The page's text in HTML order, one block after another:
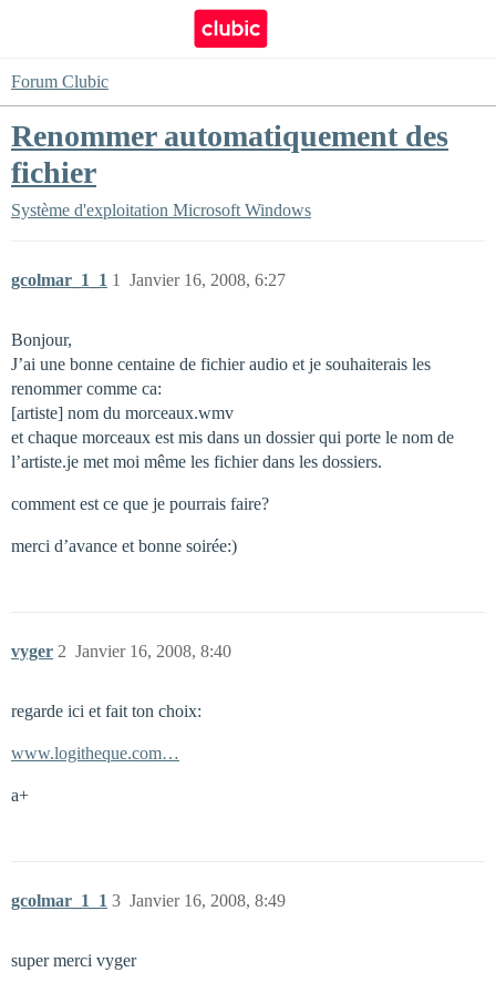
Forum Clubic
Renommer automatiquement des
fichier
Système d'exploitation Microsoft Windows
gcolmar_1_1 Janvier 16, 2008, 6:27
1
Bonjour,
J’ai une bonne centaine de fichier audio et je souhaiterais les
renommer comme ca:
[artiste] nom du morceaux.wmv
et chaque morceaux est mis dans un dossier qui porte le nom de
l’artiste.je met moi même les fichier dans les dossiers.
comment est ce que je pourrais faire?
merci d’avance et bonne soirée:)
vyger Janvier 16, 2008, 8:40
2
regarde ici et fait ton choix:
www.logitheque.com…
a+
gcolmar_1_1 Janvier 16, 2008, 8:49
3
super merci vyger